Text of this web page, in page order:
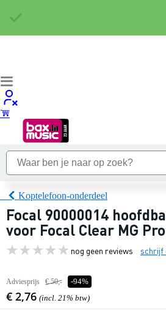
Koptelefoon-onderdeel
Focal 90000014
voor Focal Clear MG
nog geen reviews schrijf
Adviesprijs € 50,- -94%
€ 2,76 (incl. 21% btw)